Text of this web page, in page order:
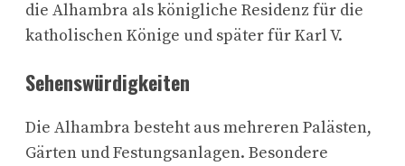
die Alhambra als königliche Residenz für die
katholischen Könige und später für Karl V.
Sehenswürdigkeiten
Die Alhambra besteht aus mehreren Palästen,
Gärten und Festungsanlagen. Besondere